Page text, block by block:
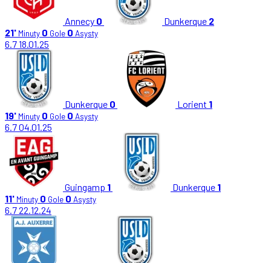
Annecy 0 Dunkerque 2
21' Minuty 0 Gole 0 Asysty
6.718.01.25
Dunkerque 0 Lorient 1
19' Minuty 0 Gole 0 Asysty
6.704.01.25
Guingamp 1 Dunkerque 1
11' Minuty 0 Gole 0 Asysty
6.722.12.24